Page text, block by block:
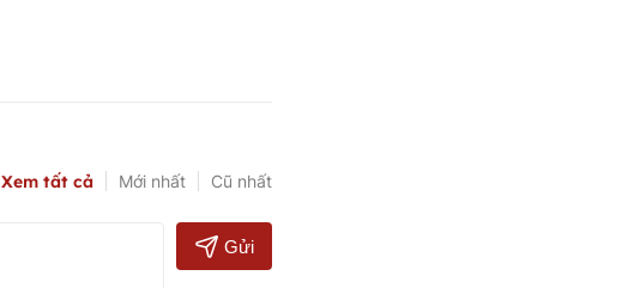
Xem tất cả Mới nhất Cũ nhất
Gửi